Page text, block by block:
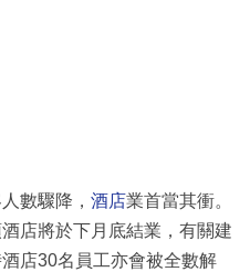
數驟降， 酒店業首當其衝。
店將於下月底結業，有關建
店30名員工亦會被全數解